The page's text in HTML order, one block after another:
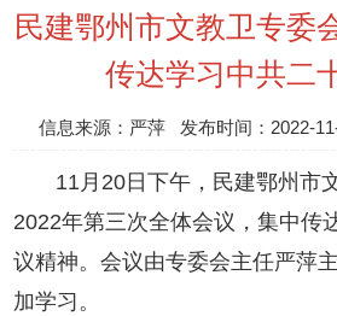
民建鄂州市文教卫专委
传达学习中共二
信息来源：严萍 发布时间：2022-
11月20日下午，民建鄂州市
2022年第三次全体会议，集中传
议精神。会议由专委会主任严萍
加学习。